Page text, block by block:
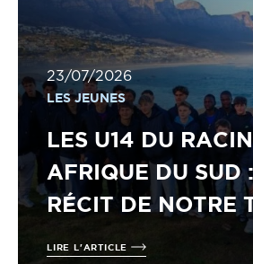
23/07/2026
LES JEUNES
LES U14 DU
AFRIQUE DU SUD
RÉCIT DE NOTRE
LIRE L'ARTICLE